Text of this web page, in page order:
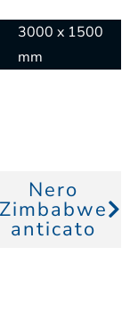
3000 x 1500
mm
Nero
anticato